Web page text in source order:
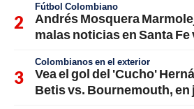
Fútbol Colombiano
Andrés Mosquera
malas noticias en Santa
Colombianos en el exterior
Vea el gol del 'Cucho'
Betis vs. Bournemouth, en